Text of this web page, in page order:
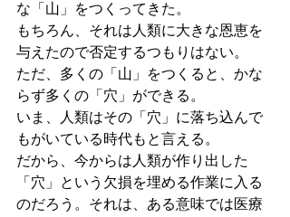
な「山」をつくってきた。
もちろん、それは人類に大きな恩恵を
与えたので否定するつもりはない。
ただ、多くの「山」をつくると、かな
らず多くの「穴」ができる。
いま、人類はその「穴」に落ち込んで
もがいている時代もと言える。
だから、今からは人類が作り出した
「穴」という欠損を埋める作業に入る
のだろう。それは、ある意味では医療